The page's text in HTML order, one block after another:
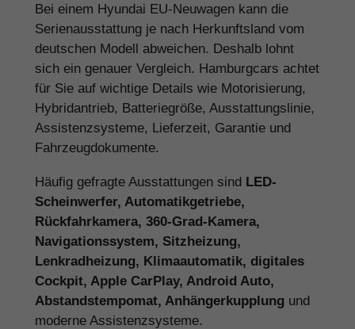
Bei einem Hyundai EU-Neuwagen kann die
Serienausstattung je nach Herkunftsland vom
deutschen Modell abweichen. Deshalb lohnt
sich ein genauer Vergleich. Hamburgcars achtet
für Sie auf wichtige Details wie Motorisierung,
Hybridantrieb, Batteriegröße, Ausstattungslinie,
Assistenzsysteme, Lieferzeit, Garantie und
Fahrzeugdokumente.
Häufig gefragte Ausstattungen sind LED-
Scheinwerfer, Automatikgetriebe,
Rückfahrkamera, 360-Grad-Kamera,
Navigationssystem, Sitzheizung,
Lenkradheizung, Klimaautomatik, digitales
Cockpit, Apple CarPlay, Android Auto,
Abstandstempomat, Anhängerkupplung und
moderne Assistenzsysteme.